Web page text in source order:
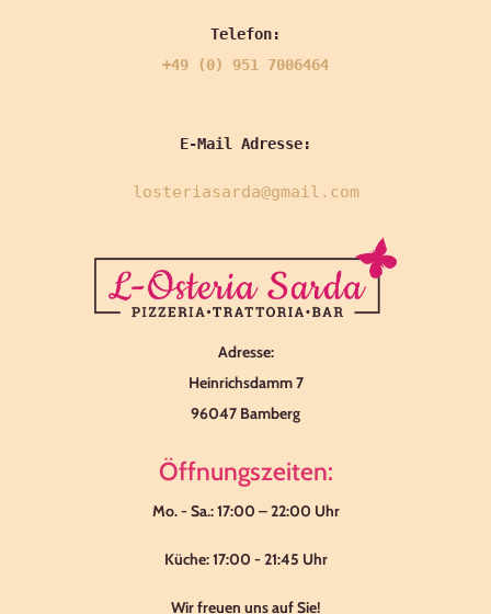
+49 (0) 951 7006464
losteriasarda@gmail.com
Adresse:
Heinrichsdamm 7
96047 Bamberg
Öffnungszeiten:
Mo. - Sa.: 17:00 – 22:00 Uhr
Küche: 17:00 - 21:45 Uhr
Wir freuen uns auf Sie!